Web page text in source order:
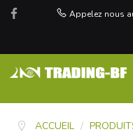
Appelez nous
ACCUEIL /